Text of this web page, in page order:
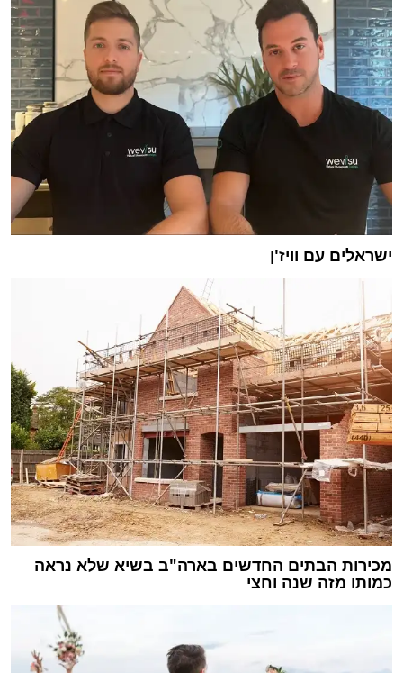
ישראלים עם וויז'ן
מכירות הבתים החדשים בארה"ב בשיא שלא נראה
כמותו מזה שנה וחצי